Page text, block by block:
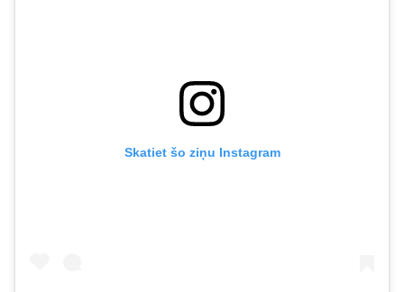
Skatiet šo ziņu Instagram